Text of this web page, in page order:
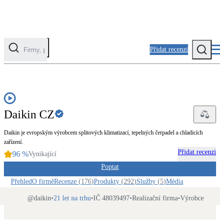
Přidat recenzi
Solární ohřev vody
Zateplení
EDU
Daikin CZ
Daikin je evropským výrobcem splitových klimatizací, tepelných čerpadel a chladicích
zařízení.
96 %Vynikající
Přidat recenzi
Poptat
PřehledO firměRecenze (176)Produkty (292)Služby (5)Média
@daikin•21 let na trhu•IČ 48039497•Realizační firma•Výrobce